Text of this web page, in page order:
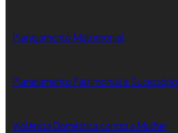
Planejamento Matrimonial
Planejamento Patrimonial e Sucessório
Violência Doméstica contra a Mulher